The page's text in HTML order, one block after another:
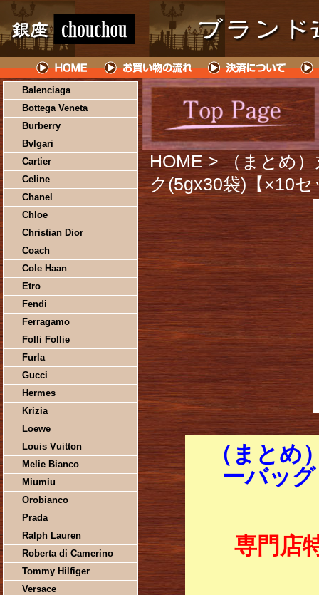
Balenciaga
Bottega Veneta
Burberry
Bvlgari
Cartier
Celine
Chanel
Chloe
Christian Dior
Coach
Cole Haan
Etro
Fendi
Ferragamo
Folli Follie
Furla
Gucci
Hermes
Krizia
Loewe
Louis Vuitton
Melie Bianco
Miumiu
Orobianco
Prada
Ralph Lauren
Roberta di Camerino
Tommy Hilfiger
Versace
HOME > （まとめ
ク(5gx30袋)【×10セ
（まとめ
ーバッ
専門店